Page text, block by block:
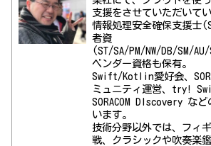
支援をさせていただいてい
情報処理安全確保支援士
者資
(ST/SA/PM/NW/DB/SM/
ベンダー資格も保有。
Swift/Kotlin愛好会、
ミュニティ運営、try!
SORACOM DIscovery な
います。
技術分野以外では、フィ
戦、クラシックや吹奏楽